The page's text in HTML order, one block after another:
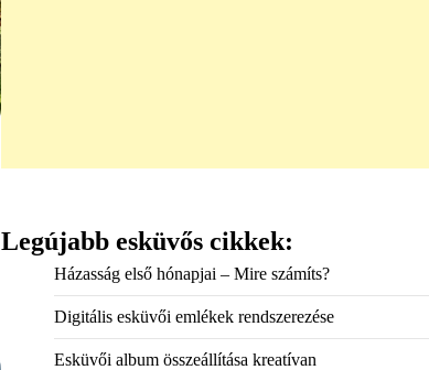
Legújabb esküvős cikkek:
Házasság első hónapjai – Mire számíts?
Digitális esküvői emlékek rendszerezése
Esküvői album összeállítása kreatívan